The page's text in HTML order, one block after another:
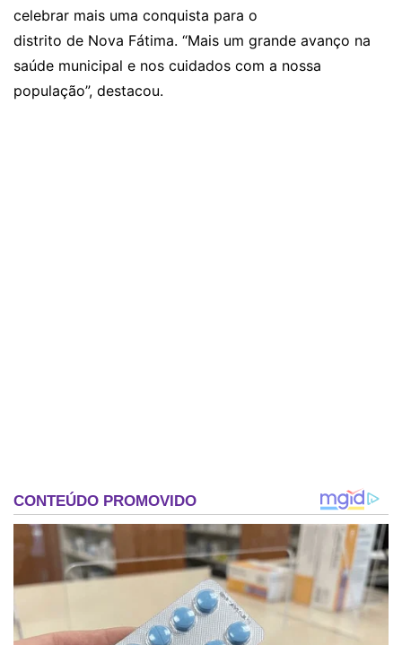
celebrar mais uma conquista para o
distrito de Nova Fátima. “Mais um grande avanço na
saúde municipal e nos cuidados com a nossa
população”, destacou.